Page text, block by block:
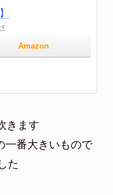
Amazon
きます
一番大きいもので
た